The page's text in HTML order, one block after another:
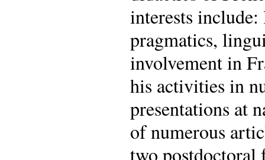
interests
pragmatics,
involvement in
his activities in
presentations at
of numerous
two postdoctoral